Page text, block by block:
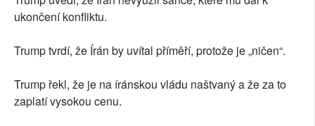
ukončení konfliktu.
Trump tvrdí, že Írán by uvítal příměří, protože je „ničen“.
Trump řekl, že je na íránskou vládu naštvaný a že za to
zaplatí vysokou cenu.